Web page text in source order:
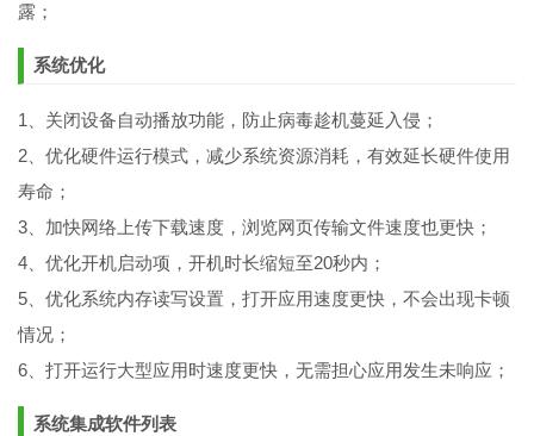
露；
系统优化
1、关闭设备自动播放功能，防止病毒趁机蔓延入侵；
2、优化硬件运行模式，减少系统资源消耗，有效延长硬件使用
寿命；
3、加快网络上传下载速度，浏览网页传输文件速度也更快；
4、优化开机启动项，开机时长缩短至20秒内；
5、优化系统内存读写设置，打开应用速度更快，不会出现卡顿
情况；
6、打开运行大型应用时速度更快，无需担心应用发生未响应；
系统集成软件列表